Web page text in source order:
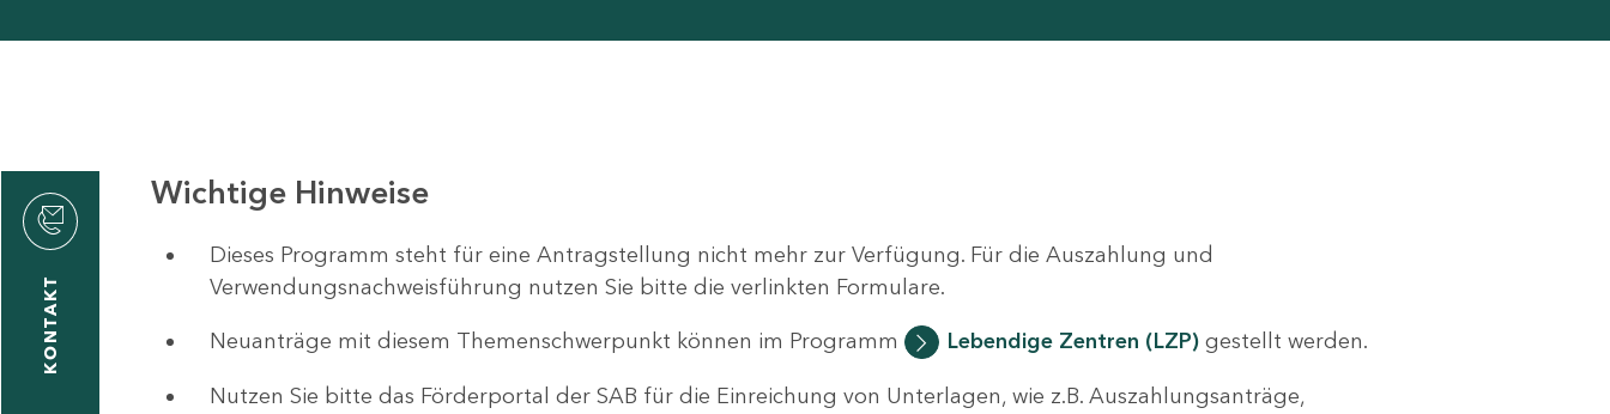
KONTAKT
Wichtige Hinweise
Dieses Programm steht für eine Antragstellung nicht mehr zur Verfügung. Für die Auszahlung und
Verwendungsnachweisführung nutzen Sie bitte die verlinkten Formulare.
Neuanträge mit diesem Themenschwerpunkt können im Programm Lebendige Zentren (LZP)gestellt werden.
Nutzen Sie bitte das Förderportal der SAB für die Einreichung von Unterlagen, wie z.B. Auszahlungsanträge,